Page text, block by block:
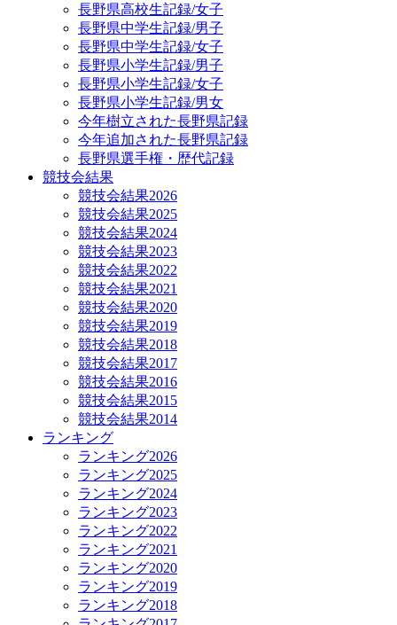
長野県高校生記録/女子
長野県中学生記録/男子
長野県中学生記録/女子
長野県小学生記録/男子
長野県小学生記録/女子
長野県小学生記録/男女
今年樹立された長野県記録
今年追加された長野県記録
長野県選手権・歴代記録
競技会結果
競技会結果2026
競技会結果2025
競技会結果2024
競技会結果2023
競技会結果2022
競技会結果2021
競技会結果2020
競技会結果2019
競技会結果2018
競技会結果2017
競技会結果2016
競技会結果2015
競技会結果2014
ランキング
ランキング2026
ランキング2025
ランキング2024
ランキング2023
ランキング2022
ランキング2021
ランキング2020
ランキング2019
ランキング2018